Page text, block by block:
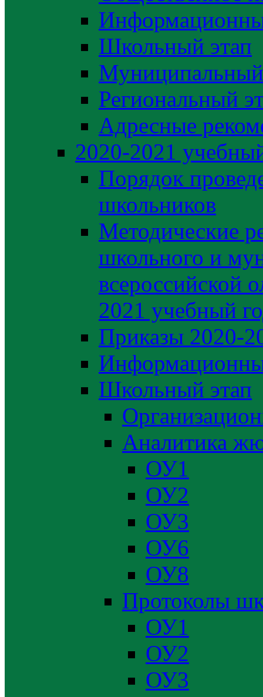
Школьный этап
Муниципальный
Региональный
Адресные
2020-2021
Порядок
школьников
Методические
школьного и
всероссийской
2021 учебный
Приказы 2020-
Школьный этап
Аналитика
ОУ1
ОУ2
ОУ3
ОУ6
ОУ8
Протоколы
ОУ1
ОУ2
ОУ3